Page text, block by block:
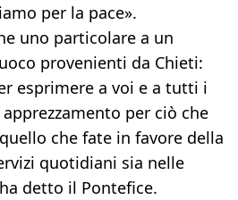
per la pace».
uno particolare a un
provenienti da Chieti:
esprimere a voi e a tutti i
per ciò che
che fate in favore della
quotidiani sia nelle
detto il Pontefice.